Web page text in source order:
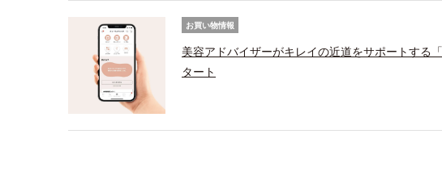
お買い物情報
美容アドバイザーがキレイの近道をサポートする
タート